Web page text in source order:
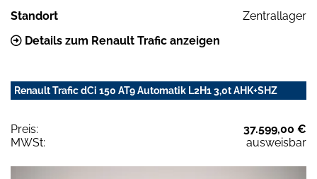
Standort
Zentrallager
Details zum Renault Trafic anzeigen
Renault Trafic dCi 150 AT9 Automatik L2H1 3,0t AHK+SHZ
Preis:
37.599,00 €
MWSt:
ausweisbar